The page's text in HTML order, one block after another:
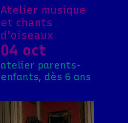
Atelier musique
et chants
d’oiseaux
04 oct
atelier parents-
enfants, dès 6 ans